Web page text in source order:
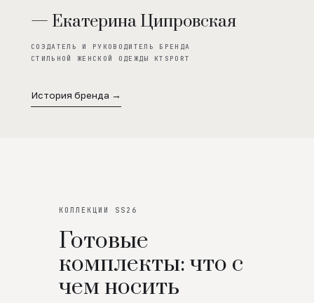
— Екатерина Ципровская
СОЗДАТЕЛЬ И РУКОВОДИТЕЛЬ БРЕНДА
СТИЛЬНОЙ ЖЕНСКОЙ ОДЕЖДЫ KTSPORT
История бренда →
КОЛЛЕКЦИИ SS26
Готовые
комплекты: что с
чем носить